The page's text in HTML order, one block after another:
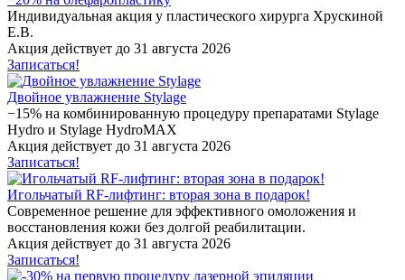
Индивидуальная акция у пластического хирурга Хрускиной
Е.В.
Акция действует до 31 августа 2026
Записаться!
Двойное увлажнение Stylage
−15% на комбинированную процедуру препаратами Stylage
Hydro и Stylage HydroMAX
Акция действует до 31 августа 2026
Записаться!
Игольчатый RF-лифтинг: вторая зона в подарок!
Cовременное решение для эффективного омоложения и
восстановления кожи без долгой реабилитации.
Акция действует до 31 августа 2026
Записаться!